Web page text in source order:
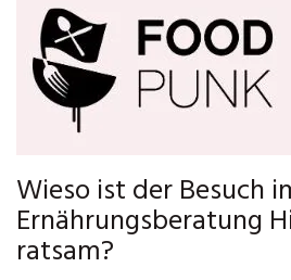
Wieso ist der Besuch
Ernährungsberatung
ratsam?